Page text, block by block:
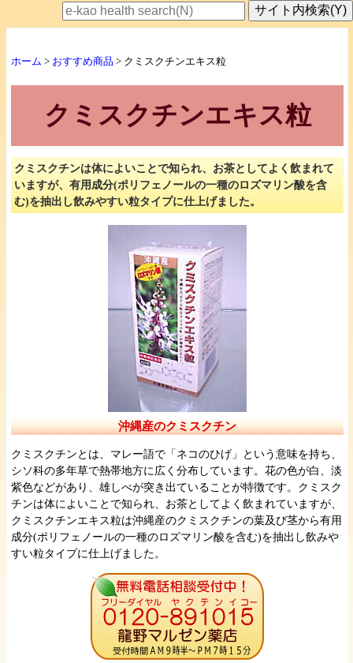
ホーム > おすすめ商品 > クミスクチンエキス粒
クミスクチンエキス粒
クミスクチンは体によいことで知られ、お茶としてよく飲まれて
いますが、有用成分(ポリフェノールの一種のロズマリン酸を含
む)を抽出し飲みやすい粒タイプに仕上げました。
沖縄産のクミスクチン
クミスクチンとは、マレー語で「ネコのひげ」という意味を持ち、
シソ科の多年草で熱帯地方に広く分布しています。花の色が白、淡
紫色などがあり、雄しべが突き出ていることが特徴です。クミスク
チンは体によいことで知られ、お茶としてよく飲まれていますが、
クミスクチンエキス粒は沖縄産のクミスクチンの葉及び茎から有用
成分(ポリフェノールの一種のロズマリン酸を含む)を抽出し飲みや
すい粒タイプに仕上げました。